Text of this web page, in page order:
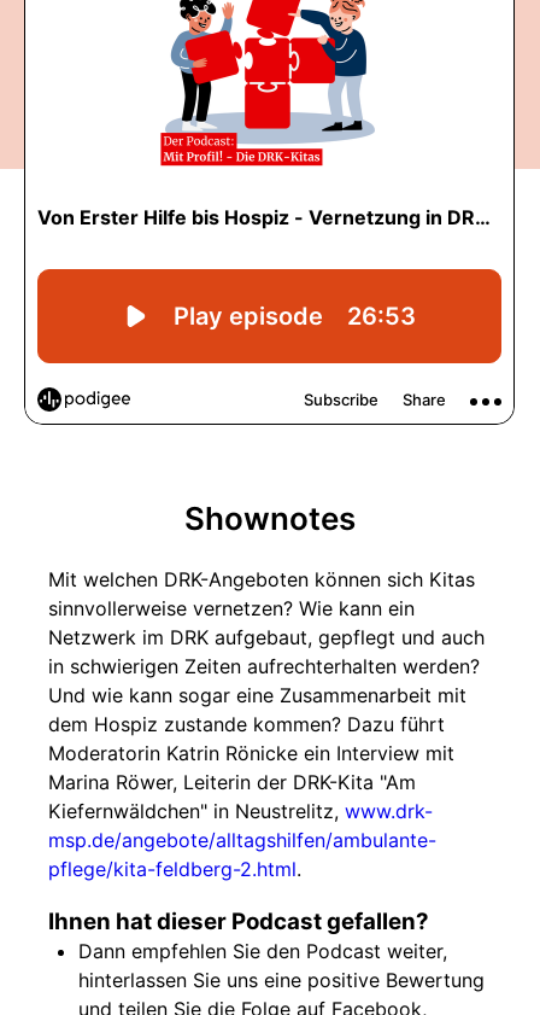
Shownotes
Mit welchen DRK-Angeboten können sich Kitas
sinnvollerweise vernetzen? Wie kann ein
Netzwerk im DRK aufgebaut, gepflegt und auch
in schwierigen Zeiten aufrechterhalten werden?
Und wie kann sogar eine Zusammenarbeit mit
dem Hospiz zustande kommen? Dazu führt
Moderatorin Katrin Rönicke ein Interview mit
Marina Röwer, Leiterin der DRK-Kita "Am
Kiefernwäldchen" in Neustrelitz, www.drk-
msp.de/angebote/alltagshilfen/ambulante-
pflege/kita-feldberg-2.html.
Ihnen hat dieser Podcast gefallen?
Dann empfehlen Sie den Podcast weiter,
hinterlassen Sie uns eine positive Bewertung
und teilen Sie die Folge auf Facebook,